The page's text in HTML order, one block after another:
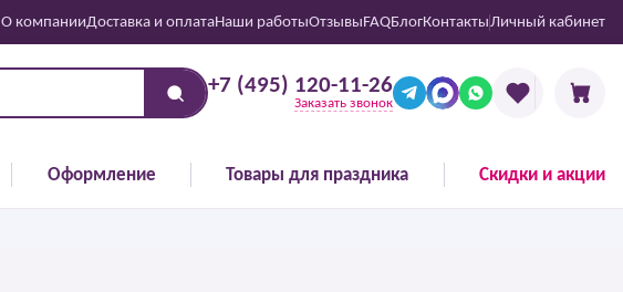
О компанииДоставка и оплатаНаши работыОтзывыFAQБлогКонтактыЛичный кабинет
+7 (495) 120-11-26
Заказать звонок
Оформление Товары для праздника Скидки и акции